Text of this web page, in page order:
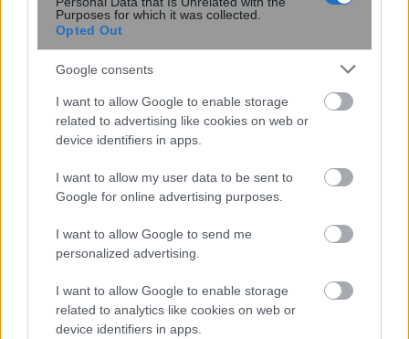
Purposes for which it was collected.
Opted Out
Google consents
I want to allow Google to enable storage
related to advertising like cookies on web or
device identifiers in apps.
I want to allow my user data to be sent to
Google for online advertising purposes.
I want to allow Google to send me
personalized advertising.
I want to allow Google to enable storage
related to analytics like cookies on web or
device identifiers in apps.
κουνουπιών
ΕΙΝΑΠ: Καταγγέλλει αιφνιδιαστική
αλλαγή στο πρόγραμμα εφημεριών
του Σισμανογλείου